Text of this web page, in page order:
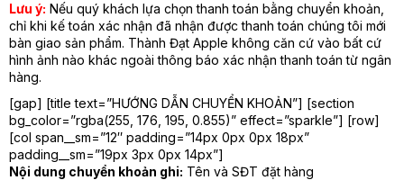
Lưu ý: Nếu quý khách lựa chọn thanh toán bằng chuyển khoản,
chỉ khi kế toán xác nhận đã nhận được thanh toán chúng tôi mới
bàn giao sản phẩm. Thành Đạt Apple không căn cứ vào bất cứ
hình ảnh nào khác ngoài thông báo xác nhận thanh toán từ ngân
hàng.
[gap] [title text=”HƯỚNG DẪN CHUYỂN KHOẢN”] [section
bg_color=”rgba(255, 176, 195, 0.855)” effect=”sparkle”] [row]
[col span__sm=”12″ padding=”14px 0px 0px 18px”
padding__sm=”19px 3px 0px 14px”]
Nội dung chuyển khoản ghi: Tên và SĐT đặt hàng